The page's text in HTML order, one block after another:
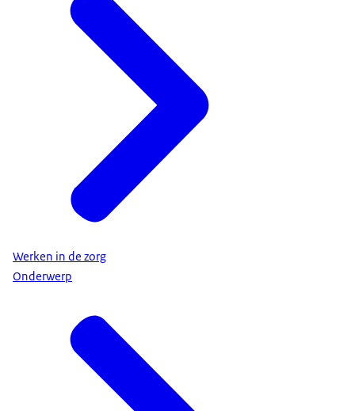
Werken in de zorg
Onderwerp